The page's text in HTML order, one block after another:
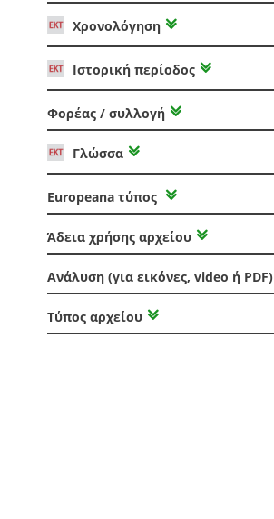
Χρονολόγηση
Ιστορική περίοδος
Φορέας / συλλογή
Γλώσσα
Europeana τύπος
Άδεια χρήσης αρχείου
Ανάλυση (για εικόνες, video ή PDF)
Τύπος αρχείου